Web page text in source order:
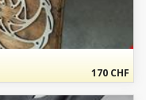
170 CHF